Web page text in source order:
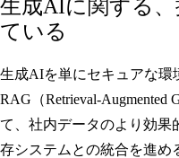
生成AIに関する
ている
生成AIを単にセキュアな環
RAG（Retrieval-Augmented
て、社内データのより効果
存システムとの統合を進め